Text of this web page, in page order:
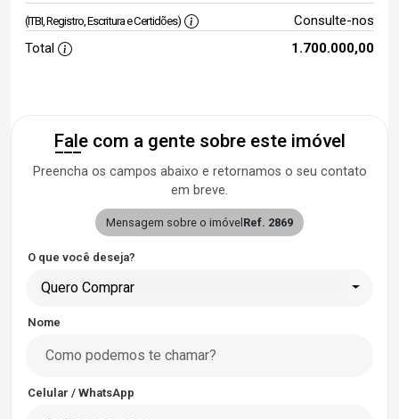
(ITBI, Registro, Escritura e Certidões)
Consulte-nos
Total
1.700.000,00
Fale com a gente sobre este imóvel
Preencha os campos abaixo e retornamos o seu contato
em breve.
Mensagem sobre o imóvelRef. 2869
O que você deseja?
Quero Comprar
Nome
Celular / WhatsApp